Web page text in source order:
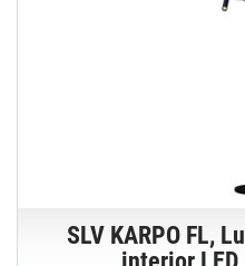
SLV KARPO FL,